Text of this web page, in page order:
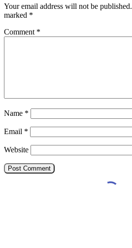
Your email address will not be published.
marked *
Comment *
Name *
Email *
Website